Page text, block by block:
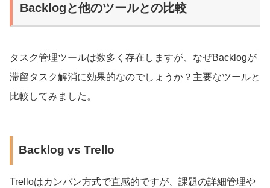
Backlogと他のツールとの比較
タスク管理ツールは数多く存在しますが、なぜBacklogが
滞留タスク解消に効果的なのでしょうか？主要なツールと
比較してみました。
Backlog vs Trello
Trelloはカンバン方式で直感的ですが、課題の詳細管理や